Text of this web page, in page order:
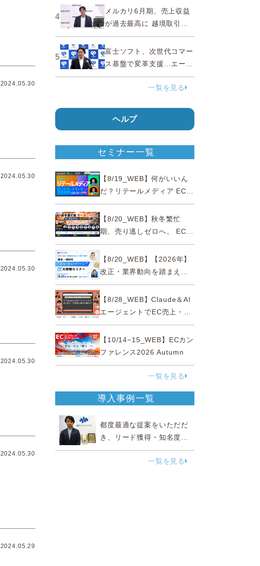
2024.05.30
2024.05.30
2024.05.30
2024.05.30
2024.05.30
2024.05.29
ジャパンが確約手続
4
メルカリ6月期、売上収益
が過去最高に 越境取引が
急成長
5
富士ソフト、次世代コマー
ス基盤で変革支援…エージ
ェンティックコマースに対
一覧を見る
ヘルプ
セミナー一覧
【8/19_WEB】何がいいん
だ？リテールメディア EC・
小売の未来を変える事業戦
略【8/20_WEB】秋冬繁忙
期、売り逃しゼロへ。 EC運
営効率化と機会損失を防ぐ
『直前チェックポイント』
【8/20_WEB】【2026年】
改正・業界動向を踏まえて
事例で理解 健食・機能
性“あいまいゾーン”大攻略セ
ミナー
【8/28_WEB】Claude＆AI
エージェントでEC売上・生
産性の両方を爆上げ ～ただ
使うだけじゃない！&qu...
【10/14−15_WEB】ECカン
ファレンス2026 Autumn
一覧を見る
導入事例一覧
都度最適な提案をいただだ
き、リード獲得・知名度向
上に効果実感
一覧を見る